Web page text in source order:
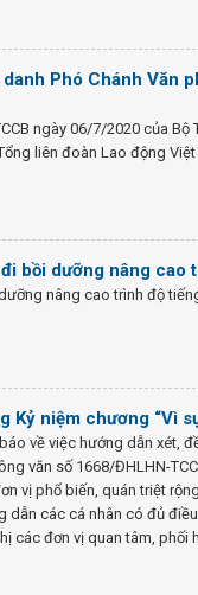
Phó Chánh Văn
ngày 06/7/2020 của
liên đoàn Lao động Việt
bồi dưỡng nâng cao
nâng cao trình độ
Kỷ niệm chương “Vì
về việc hướng dẫn xét,
văn số 1668/ĐHLHN-
vị phổ biến, quán triệt
dẫn các cá nhân có đủ
các đơn vị quan tâm, phối